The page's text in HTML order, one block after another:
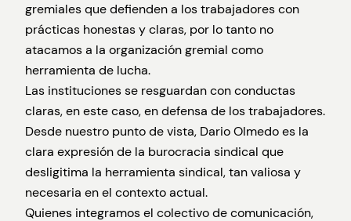
gremiales que defienden a los trabajadores con
prácticas honestas y claras, por lo tanto no
atacamos a la organización gremial como
herramienta de lucha.
Las instituciones se resguardan con conductas
claras, en este caso, en defensa de los trabajadores.
Desde nuestro punto de vista, Dario Olmedo es la
clara expresión de la burocracia sindical que
desligitima la herramienta sindical, tan valiosa y
necesaria en el contexto actual.
Quienes integramos el colectivo de comunicación,